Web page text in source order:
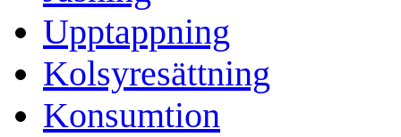
Upptappning
Kolsyresättning
Konsumtion